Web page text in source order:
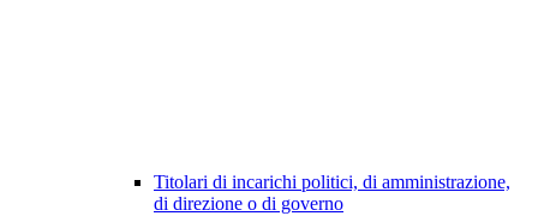
Titolari di incarichi politici, di amministrazione,
di direzione o di governo